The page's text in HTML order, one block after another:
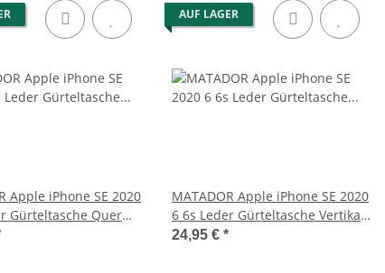
Apple iPhone SE 2020
Gürteltasche Quer
AUF LAGER
MATADOR Apple iPhone SE 2020
6 6s Leder Gürteltasche Vertikal
Schwarz
24,95 € *